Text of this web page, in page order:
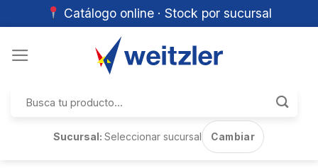
Catálogo online · Stock por sucursal
por:
Sucursal:Seleccionar sucursal Cambiar